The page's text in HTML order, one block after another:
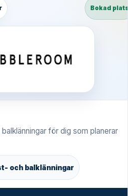
Bokad
för dig som planerar
och balklänningar